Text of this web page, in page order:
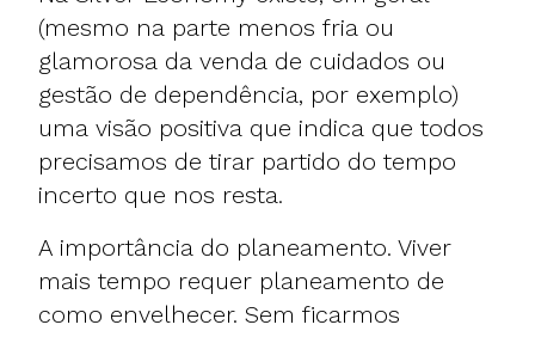
(mesmo na parte menos fria ou
glamorosa da venda de cuidados ou
gestão de dependência, por exemplo)
uma visão positiva que indica que todos
precisamos de tirar partido do tempo
incerto que nos resta.
A importância do planeamento. Viver
mais tempo requer planeamento de
como envelhecer. Sem ficarmos